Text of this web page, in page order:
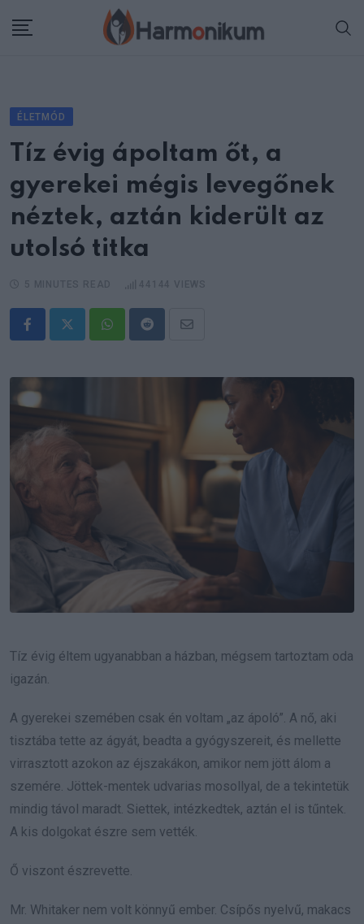
ÉLETMÓD
Tíz évig ápoltam őt, a
gyerekei mégis levegőnek
néztek, aztán kiderült az
utolsó titka
WhatsappRedditShare
Email
Tíz évig éltem ugyanabban a házban, mégsem tartoztam oda
igazán.
A gyerekei szemében csak én voltam „az ápoló”. A nő, aki
tisztába tette az ágyát, beadta a gyógyszereit, és mellette
virrasztott azokon az éjszakákon, amikor nem jött álom a
szemére. Jöttek-mentek udvarias mosollyal, de a tekintetük
mindig távol maradt. Siettek, intézkedtek, aztán el is tűntek.
A kis dolgokat észre sem vették.
Ő viszont észrevette.
Mr. Whitaker nem volt könnyű ember. Csípős nyelvű, makacs